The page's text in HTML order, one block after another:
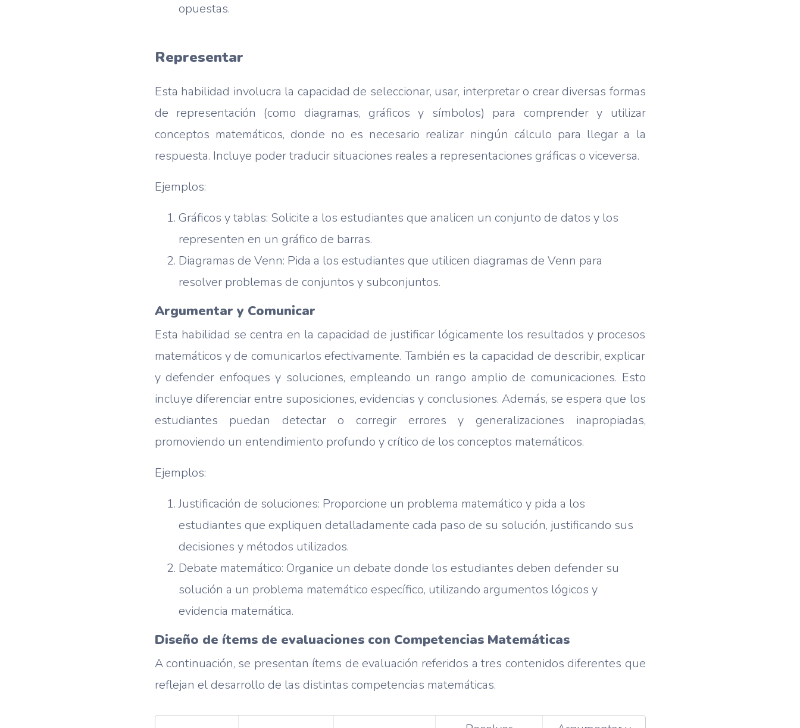
opuestas.
Representar
Esta habilidad involucra la capacidad de seleccionar, usar, interpretar o crear diversas formas
de representación (como diagramas, gráficos y símbolos) para comprender y utilizar
conceptos matemáticos, donde no es necesario realizar ningún cálculo para llegar a la
respuesta. Incluye poder traducir situaciones reales a representaciones gráficas o viceversa.
Ejemplos:
Gráficos y tablas: Solicite a los estudiantes que analicen un conjunto de datos y los
representen en un gráfico de barras.
Diagramas de Venn: Pida a los estudiantes que utilicen diagramas de Venn para
resolver problemas de conjuntos y subconjuntos.
Argumentar y Comunicar
Esta habilidad se centra en la capacidad de justificar lógicamente los resultados y procesos
matemáticos y de comunicarlos efectivamente. También es la capacidad de describir, explicar
y defender enfoques y soluciones, empleando un rango amplio de comunicaciones. Esto
incluye diferenciar entre suposiciones, evidencias y conclusiones. Además, se espera que los
estudiantes puedan detectar o corregir errores y generalizaciones inapropiadas,
promoviendo un entendimiento profundo y crítico de los conceptos matemáticos.
Ejemplos:
Justificación de soluciones: Proporcione un problema matemático y pida a los
estudiantes que expliquen detalladamente cada paso de su solución, justificando sus
decisiones y métodos utilizados.
Debate matemático: Organice un debate donde los estudiantes deben defender su
solución a un problema matemático específico, utilizando argumentos lógicos y
evidencia matemática.
Diseño de ítems de evaluaciones con Competencias Matemáticas
A continuación, se presentan ítems de evaluación referidos a tres contenidos diferentes que
reflejan el desarrollo de las distintas competencias matemáticas.